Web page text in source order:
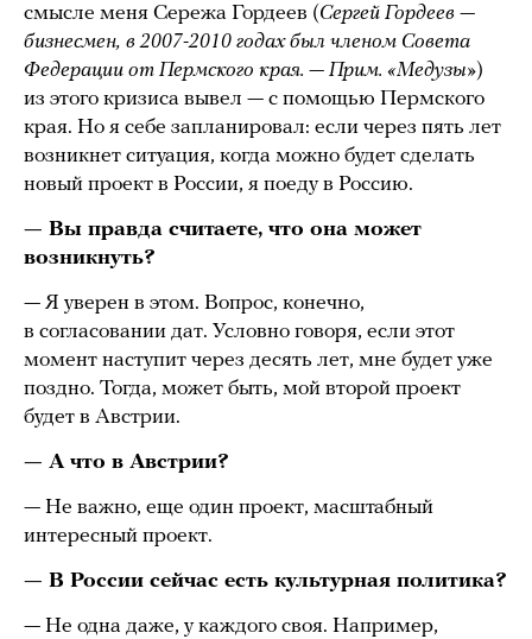
смысле меня Сережа Гордеев (Сергей Гордеев —
бизнесмен, в 2007-2010 годах был членом Совета
Федерации от Пермского края. — Прим. «Медузы»)
из этого кризиса вывел — с помощью Пермского
края. Но я себе запланировал: если через пять лет
возникнет ситуация, когда можно будет сделать
новый проект в России, я поеду в Россию.
— Вы правда считаете, что она может
возникнуть?
— Я уверен в этом. Вопрос, конечно,
в согласовании дат. Условно говоря, если этот
момент наступит через десять лет, мне будет уже
поздно. Тогда, может быть, мой второй проект
будет в Австрии.
— А что в Австрии?
— Не важно, еще один проект, масштабный
интересный проект.
— В России сейчас есть культурная политика?
— Не одна даже, у каждого своя. Например,